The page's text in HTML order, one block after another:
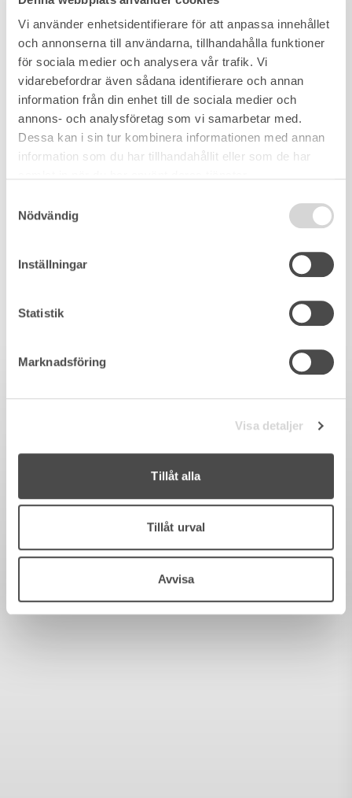
Vi använder enhetsidentifierare för att anpassa innehållet
och annonserna till användarna, tillhandahålla funktioner
för sociala medier och analysera vår trafik. Vi
vidarebefordrar även sådana identifierare och annan
information från din enhet till de sociala medier och
annons- och analysföretag som vi samarbetar med.
Dessa kan i sin tur kombinera informationen med annan
information som du har tillhandahållit eller som de har
Nödvändig
Inställningar
Statistik
Marknadsföring
Visa detaljer
Tillåt alla
Tillåt urval
Avvisa